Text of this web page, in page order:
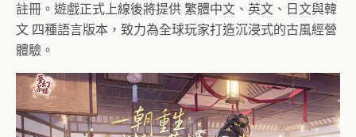
註冊。遊戲正式上線後將提供 繁體中文、英文、日文與韓
文 四種語言版本，致力為全球玩家打造沉浸式的古風經營
體驗。